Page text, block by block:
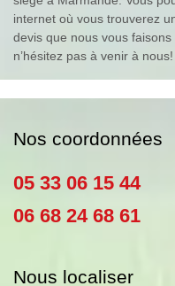
internet où vous trouverez
devis que nous vous
n’hésitez pas à venir à nous!
Nos coordonnées
05 33 06 15 44
06 68 24 68 61
Nous localiser